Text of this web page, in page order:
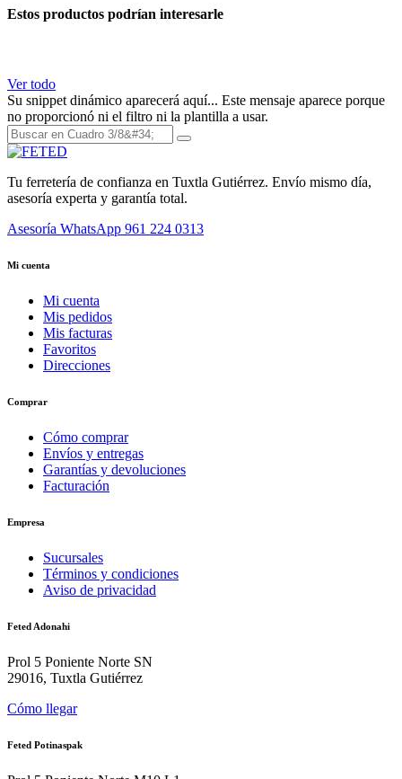
Estos productos podrían interesarle
Ver todo
Su snippet dinámico aparecerá aquí... Este mensaje aparece porque
no proporcionó ni el filtro ni la plantilla a usar.
Tu ferretería de confianza en Tuxtla Gutiérrez. Envío mismo día,
asesoría experta y garantía total.
Asesoría WhatsApp 961 224 0313
Mi cuenta
Mi cuenta
Mis pedidos
Mis facturas
Favoritos
Direcciones
Comprar
Cómo comprar
Envíos y entregas
Garantías y devoluciones
Facturación
Empresa
Sucursales
Términos y condiciones
Aviso de privacidad
Feted Adonahi
Prol 5 Poniente Norte SN
29016, Tuxtla Gutiérrez
Cómo llegar
Feted Potinaspak